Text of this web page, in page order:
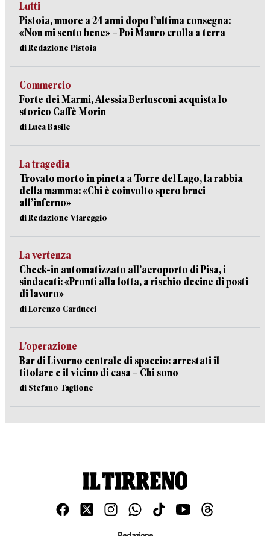
Lutti
Pistoia, muore a 24 anni dopo l’ultima consegna:
«Non mi sento bene» – Poi Mauro crolla a terra
di Redazione Pistoia
Commercio
Forte dei Marmi, Alessia Berlusconi acquista lo
storico Caffè Morin
di Luca Basile
La tragedia
Trovato morto in pineta a Torre del Lago, la rabbia
della mamma: «Chi è coinvolto spero bruci
all’inferno»
di Redazione Viareggio
La vertenza
Check-in automatizzato all’aeroporto di Pisa, i
sindacati: «Pronti alla lotta, a rischio decine di posti
di lavoro»
di Lorenzo Carducci
L’operazione
Bar di Livorno centrale di spaccio: arrestati il
titolare e il vicino di casa – Chi sono
di Stefano Taglione